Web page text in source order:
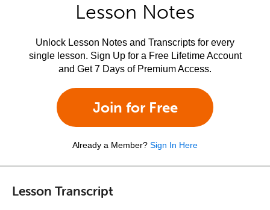
Lesson Notes
Unlock Lesson Notes and Transcripts for every
single lesson. Sign Up for a Free Lifetime Account
and Get 7 Days of Premium Access.
Join for Free
Already a Member? Sign In Here
Lesson Transcript